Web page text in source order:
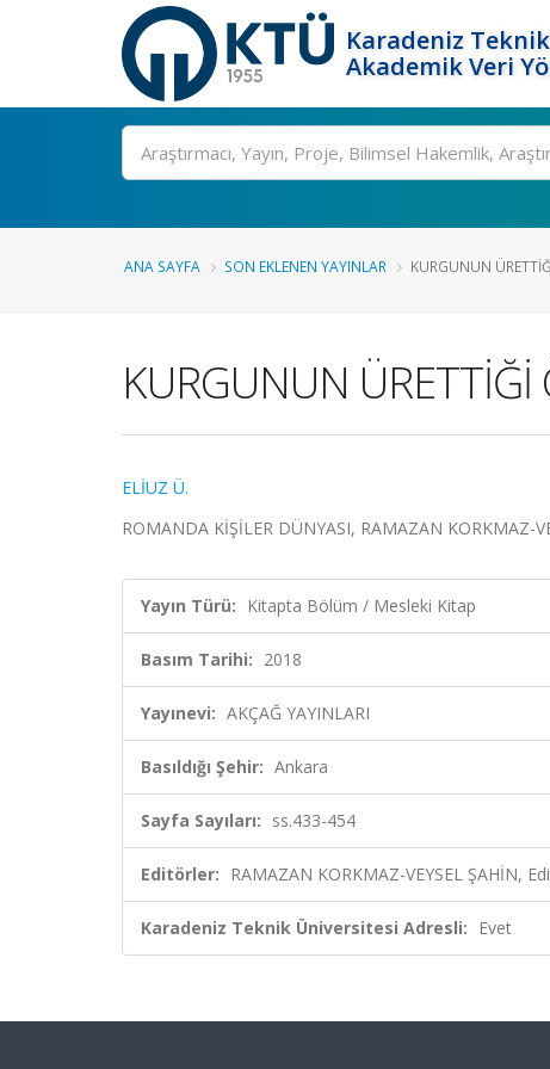
Karadeniz
Akademik Veri
Ara
ANA SAYFA SON EKLENEN YAYINLAR KURGUNUN
KURGUNUN
ELİUZ Ü.
ROMANDA KİŞİLER DÜNYASI, RAMAZAN KORKMAZ-
Yayın Türü: Kitapta Bölüm / Mesleki Kitap
Basım Tarihi: 2018
Yayınevi: AKÇAĞ YAYINLARI
Basıldığı Şehir: Ankara
Sayfa Sayıları: ss.433-454
Editörler: RAMAZAN KORKMAZ-VEYSEL ŞAHİN,
Karadeniz Teknik Üniversitesi Adresli: Evet